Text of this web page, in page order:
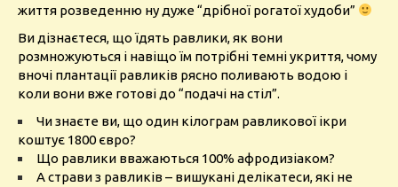
життя розведенню ну дуже “дрібної рогатої худоби”
Ви дізнаєтеся, що їдять равлики, як вони
розмножуються і навіщо їм потрібні темні укриття, чому
вночі плантації равликів рясно поливають водою і
коли вони вже готові до “подачі на стіл”.
Чи знаєте ви, що один кілограм равликової ікри
коштує 1800 євро?
Що равлики вважаються 100% афродизіаком?
А страви з равликів – вишукані делікатеси, які не